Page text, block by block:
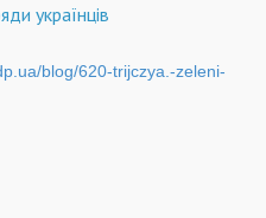
українців
blog/620-trijczya.-zeleni-